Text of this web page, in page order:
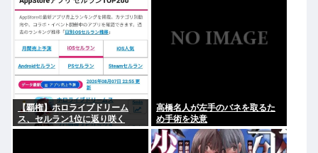
【覇権】ホロライブドリーム
ス、セルラン1位に返り咲く
WIWIWIWIWIWIWIWIWIWIWIWI
高橋名人が左手のバネを取るた
め手術を決意